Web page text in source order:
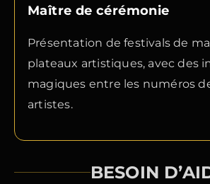
Maître de cérémonie
Présentation de festivals de
plateaux artistiques, avec des
magiques entre les numéros
artistes.
BESOIN